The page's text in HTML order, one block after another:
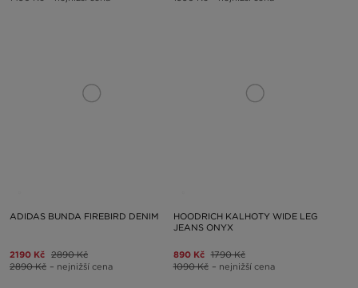
ADIDAS BUNDA FIREBIRD DENIM
2190 Kč 2890 Kč
2890 Kč – nejnižší cena
HOODRICH KALHOTY WIDE LEG
JEANS ONYX
890 Kč 1790 Kč
1090 Kč – nejnižší cena